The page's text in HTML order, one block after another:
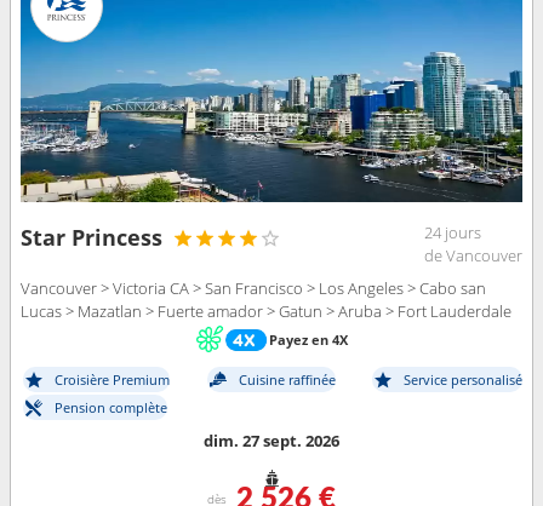
Star Princess
24 jours
de Vancouver
Vancouver > Victoria CA > San Francisco > Los Angeles > Cabo san
Lucas > Mazatlan > Fuerte amador > Gatun > Aruba > Fort Lauderdale
Payez en 4X
Croisière Premium Cuisine raffinée
Service personalisé
Pension complète
dim. 27 sept. 2026
dès 2 526 €